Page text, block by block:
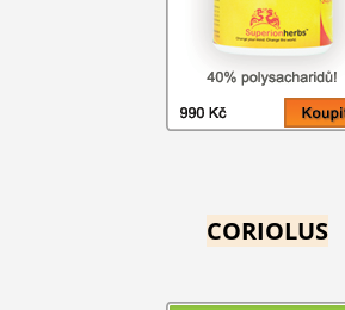
CORIOLUS